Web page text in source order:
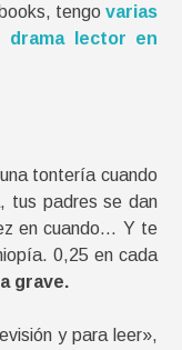
tengo varias
drama lector en
tontería cuando
tus padres se dan
en cuando… Y te
0,25 en cada
grave.
y para leer»,